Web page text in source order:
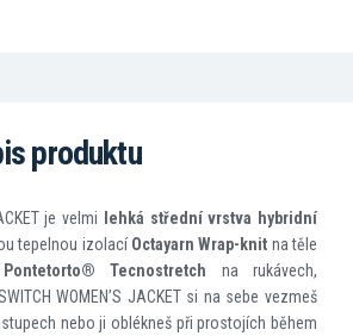
produktu
je velmi
lehká střední vrstva hybridní
tepelnou izolacíOctayarn Wrap-knit na těle
Pontetorto® Tecnostretch na rukávech,
WOMEN’S JACKET si na sebe vezmeš
nebo ji oblékneš při prostojích během